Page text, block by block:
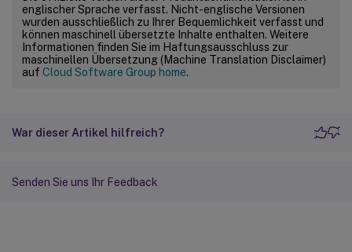
englischer Sprache verfasst. Nicht-englische Versionen
wurden ausschließlich zu Ihrer Bequemlichkeit verfasst und
können maschinell übersetzte Inhalte enthalten. Weitere
Informationen finden Sie im Haftungsausschluss zur
maschinellen Übersetzung (Machine Translation Disclaimer)
auf Cloud Software Group home.
War dieser Artikel hilfreich?
Senden Sie uns Ihr Feedback